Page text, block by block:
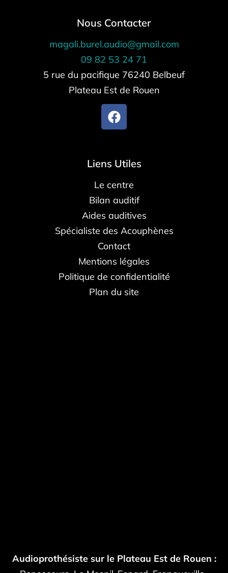
Nous Contacter
magali.burel.audio@gmail.com
09 82 53 24 71
5 rue du pacifique 76240 Belbeuf
Plateau Est de Rouen
Liens Utiles
Le centre
Bilan auditif
Aides auditives
Spécialiste des Acouphènes
Contact
Mentions légales
Politique de confidentialité
Plan du site
Audioprothésiste sur le Plateau Est de Rouen :